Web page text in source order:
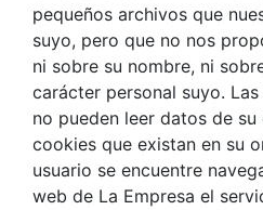
pequeños archivos que
suyo, pero que no nos
ni sobre su nombre, ni
carácter personal suyo.
no pueden leer datos de
cookies que existan en su
usuario se encuentre
web de La Empresa el